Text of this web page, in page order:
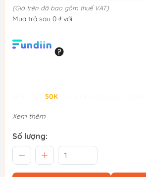
(Giá trên đã bao gồm thuế VAT)
Mua trả sau 0 ₫ với
50K
Xem thêm
Số lượng: